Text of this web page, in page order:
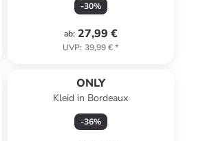
-30%
ab: 27,99 €
UVP: 39,99 €*
ONLY
Kleid in Bordeaux
-36%